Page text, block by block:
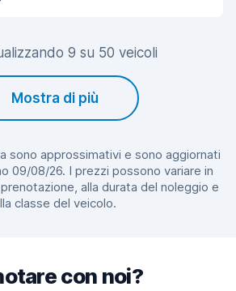
9 su 50 veicoli
Mostra di più
sono approssimativi e sono aggiornati
09/08/26. I prezzi possono variare in
alla durata del noleggio e
classe del veicolo.
con noi?